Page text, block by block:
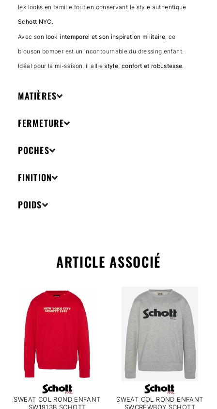
les looks en famille tout en conservant le style authentique
Schott NYC .
Avec son look intemporel et son inspiration militaire, ce
blouson bomber est un incontournable du dressing enfant.
Idéal pour la mi-saison, il alliestyle, confort et robustesse.
MATIÈRES
FERMETURE
POCHES
FINITION
POIDS
ARTICLE ASSOCIÉ
SWEAT COL ROND ENFANT
SW1913B SCHOTT
SWEAT COL ROND ENFANT
SWCREWBOY SCHOTT